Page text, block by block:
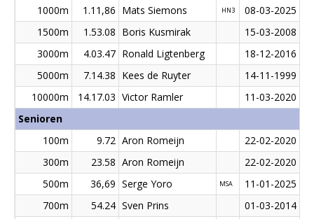
1000m 1.11,86 Mats Siemons HN3
08-03-2025
1500m
1.53.08 Boris Kusmirak
15-03-2008
3000m
4.03.47 Ronald Ligtenberg
18-12-2016
5000m
7.14.38 Kees de Ruyter
14-11-1999
10000m
14.17.03 Victor Ramler
11-03-2020
Senioren
100m
9.72 Aron Romeijn
22-02-2020
300m
23.58 Aron Romeijn
22-02-2020
500m
36,69 Serge Yoro MSA
11-01-2025
700m
54.24 Sven Prins
01-03-2014